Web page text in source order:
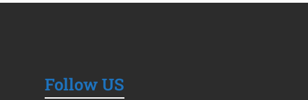
Follow US